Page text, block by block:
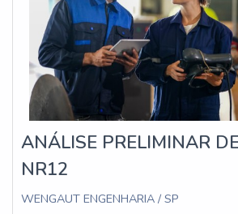
ANÁLISE PRELIMINAR
NR12
WENGAUT ENGENHARIA / SP